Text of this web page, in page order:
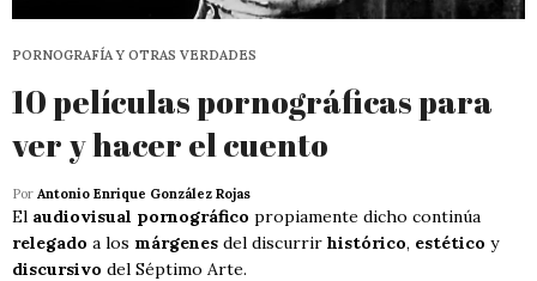
PORNOGRAFÍA Y OTRAS VERDADES
10 películas pornográficas para
ver y hacer el cuento
Por Antonio Enrique González Rojas
El audiovisual pornográfico propiamente dicho continúa
relegado a los márgenes del discurrir histórico, estético y
discursivo del Séptimo Arte.